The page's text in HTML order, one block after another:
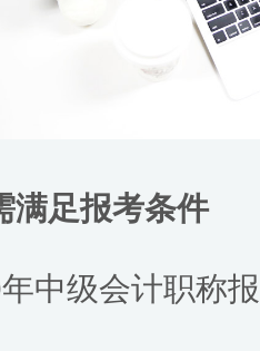
足报考条件
级会计职称报